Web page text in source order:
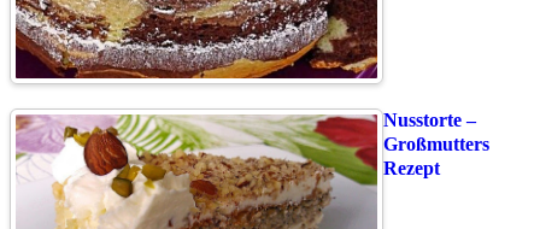
Nusstorte –
Großmutters
Rezept